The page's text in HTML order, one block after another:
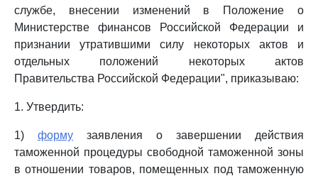
службе, внесении изменений в Положение о
Министерстве финансов Российской Федерации и
признании утратившими силу некоторых актов и
отдельных положений некоторых актов
Правительства Российской Федерации", приказываю:
1. Утвердить:
1) форму заявления о завершении действия
таможенной процедуры свободной таможенной зоны
в отношении товаров, помещенных под таможенную